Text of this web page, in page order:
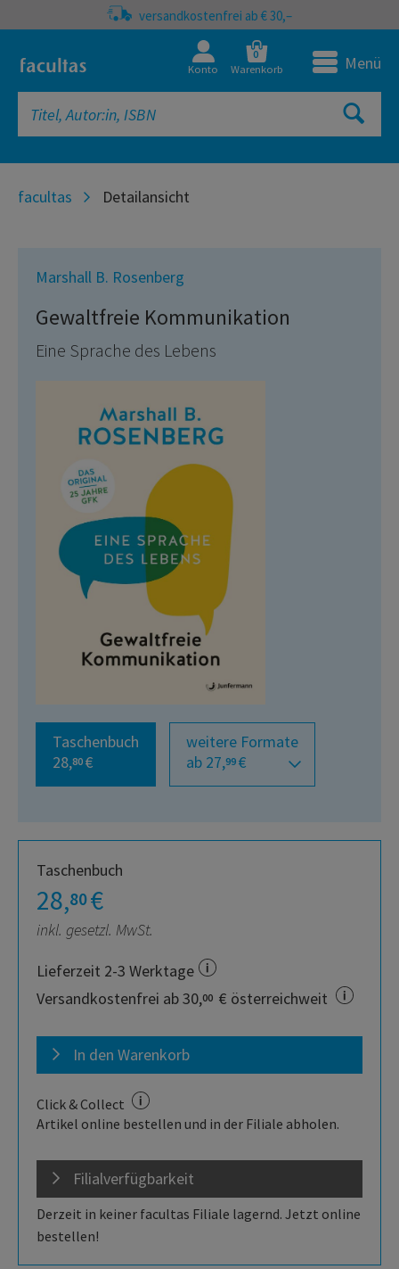
versandkostenfrei ab € 30,–
Konto
0
Warenkorb Menü
facultas Detailansicht
Marshall B. Rosenberg
Gewaltfreie Kommunikation
Eine Sprache des Lebens
Taschenbuch
28,80 €
weitere Formate
ab 27,99 €
Taschenbuch
28,80€
inkl. gesetzl. MwSt.
Lieferzeit 2-3 Werktage
Versandkostenfrei ab 30,00 € österreichweit
In den Warenkorb
Click & Collect
Artikel online bestellen und in der Filiale abholen.
Filialverfügbarkeit
Derzeit in keiner facultas Filiale lagernd. Jetzt online
bestellen!